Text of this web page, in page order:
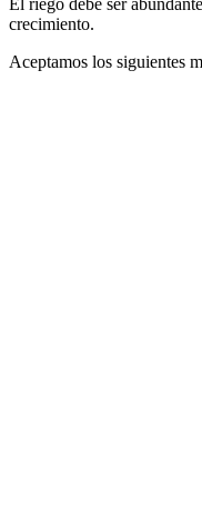
El riego debe ser
crecimiento.
Aceptamos los siguientes